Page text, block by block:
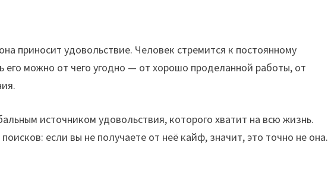
приносит удовольствие. Человек стремится к постоянному
его можно от чего угодно — от хорошо проделанной работы, от
источником удовольствия, которого хватит на всю жизнь.
если вы не получаете от неё кайф, значит, это точно не она.